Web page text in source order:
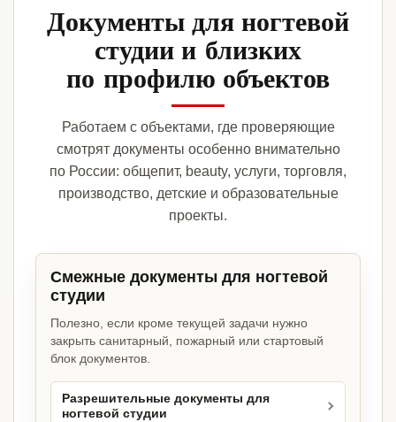
Документы для ногтевой
студии и близких
по профилю объектов
Работаем с объектами, где проверяющие
смотрят документы особенно внимательно
по России: общепит, beauty, услуги, торговля,
производство, детские и образовательные
проекты.
Смежные документы для ногтевой
студии
Полезно, если кроме текущей задачи нужно
закрыть санитарный, пожарный или стартовый
блок документов.
Разрешительные документы для
ногтевой студии